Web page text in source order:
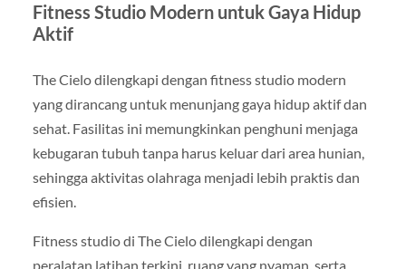
Fitness Studio Modern untuk Gaya Hidup
Aktif
The Cielo dilengkapi dengan fitness studio modern
yang dirancang untuk menunjang gaya hidup aktif dan
sehat. Fasilitas ini memungkinkan penghuni menjaga
kebugaran tubuh tanpa harus keluar dari area hunian,
sehingga aktivitas olahraga menjadi lebih praktis dan
efisien.
Fitness studio di The Cielo dilengkapi dengan
peralatan latihan terkini, ruang yang nyaman, serta